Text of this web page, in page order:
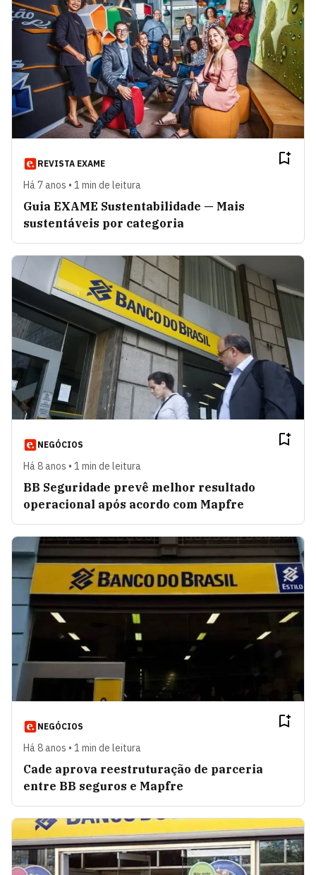
REVISTA EXAME
Há 7 anos • 1 min de leitura
Guia EXAME Sustentabilidade — Mais
sustentáveis por categoria
NEGÓCIOS
Há 8 anos • 1 min de leitura
BB Seguridade prevê melhor resultado
operacional após acordo com Mapfre
NEGÓCIOS
Há 8 anos • 1 min de leitura
Cade aprova reestruturação de parceria
entre BB seguros e Mapfre